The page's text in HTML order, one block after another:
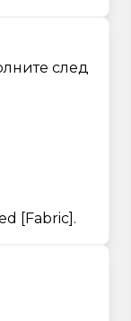
след
[Fabric].